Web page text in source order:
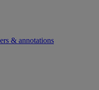
& annotations